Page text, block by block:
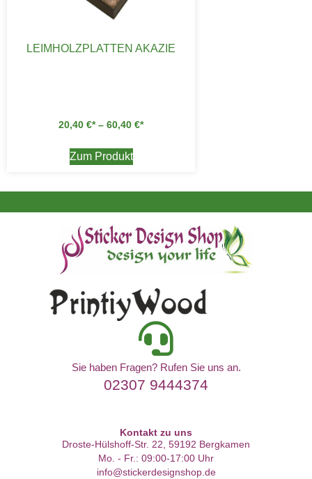
LEIMHOLZPLATTEN AKAZIE
20,40 € – 60,40 €
Zum Produkt
Sie haben Fragen? Rufen Sie uns an.
02307 9444374
Kontakt zu uns
Droste-Hülshoff-Str. 22, 59192 Bergkamen
Mo. - Fr.: 09:00-17:00 Uhr
info@stickerdesignshop.de